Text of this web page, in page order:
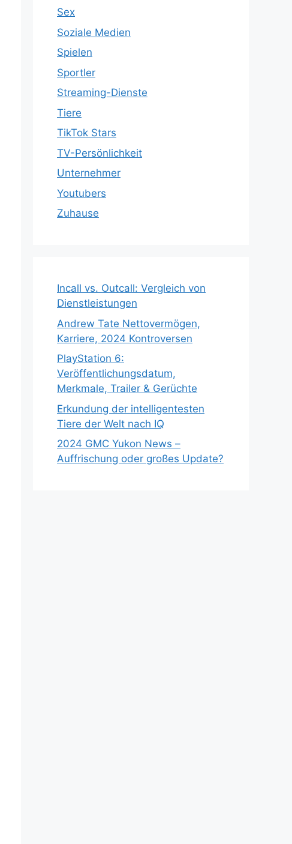
Sex
Soziale Medien
Spielen
Sportler
Streaming-Dienste
Tiere
TikTok Stars
TV-Persönlichkeit
Unternehmer
Youtubers
Zuhause
Incall vs. Outcall: Vergleich von
Dienstleistungen
Andrew Tate Nettovermögen,
Karriere, 2024 Kontroversen
PlayStation 6:
Veröffentlichungsdatum,
Merkmale, Trailer & Gerüchte
Erkundung der intelligentesten
Tiere der Welt nach IQ
2024 GMC Yukon News –
Auffrischung oder großes Update?